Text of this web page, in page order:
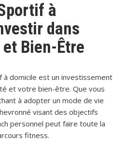
à
dans
Bien-Être
à domicile est un investissement
et votre bien-être. Que vous
à adopter un mode de vie
visant des objectifs
personnel peut faire toute la
fitness.